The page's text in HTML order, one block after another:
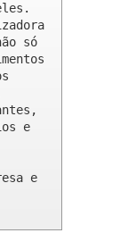
só
e
e